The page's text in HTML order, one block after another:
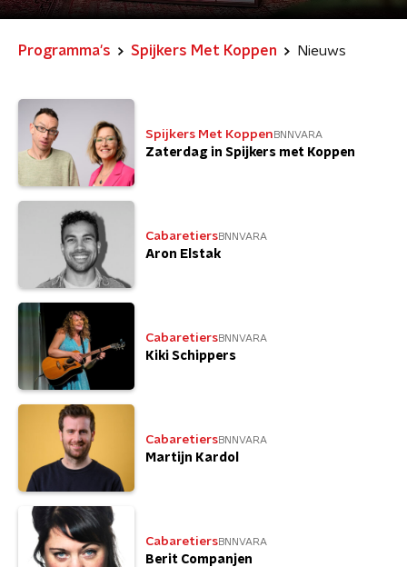
Programma's Spijkers Met Koppen Nieuws
Spijkers Met Koppen BNNVARA
Zaterdag in Spijkers met Koppen
CabaretiersBNNVARA
Aron Elstak
CabaretiersBNNVARA
Kiki Schippers
CabaretiersBNNVARA
Martijn Kardol
CabaretiersBNNVARA
Berit Companjen